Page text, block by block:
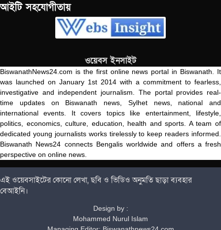
আইটি সহযোগীতায়
ওয়েবস ইনসাইট
BiswanathNews24.com is the first online news portal in Biswanath. It
was launched on January 1st 2014 with a commitment to fearless,
investigative and independent journalism. The portal provides real-
time updates on Biswanath news, Sylhet news, national and
international events. It covers topics like entertainment, lifestyle,
politics, economics, culture, education, health and sports. A team of
dedicated young journalists works tirelessly to keep readers informed.
Biswanath News24 connects Bengalis worldwide and offers a fresh
perspective on online news.
এই ওয়েবসাইটের কোনো লেখা, ছবি ও ভিডিও অনুমতি ছাড়া ব্যবহার
বেআইনি।
Design by :
Mohammed Nurul Islam